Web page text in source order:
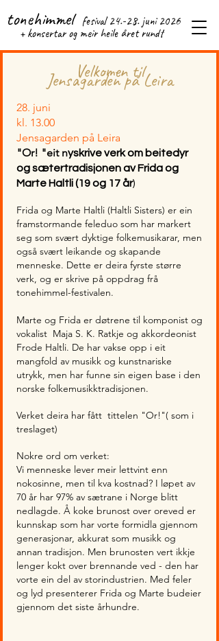
tonehimmel fesival 24.-28. juni 2026
+ konsertar og meir heile året rundt
Velkomen til
Jensagarden på Leira
28. juni
kl. 13.00
Jensagarden på Leira
"Or! "eit nyskrive verk om beitedyr
og sætertradisjonen av Frida og
Marte Haltli (19 og 17 år)
Frida og Marte Haltli (Haltli Sisters) er ein
framstormande feleduo som har markert
seg som svært dyktige folkemusikarar, men
også svært leikande og skapande
menneske. Dette er deira fyrste større
verk, og er skrive på oppdrag frå
tonehimmel-festivalen.
Marte og Frida er døtrene til komponist og
vokalist Maja S. K. Ratkje og akkordeonist
Frode Haltli. De har vakse opp i eit
mangfold av musikk og kunstnariske
utrykk, men har funne sin eigen base i den
norske folkemusikktradisjonen.
Verket deira har fått tittelen "Or!"( som i
treslaget)​
Nokre ord om verket:
Vi menneske lever meir lettvint enn
nokosinne, men til kva kostnad? I løpet av
70 år har 97% av sætrane i Norge blitt
nedlagde. Å koke brunost over oreved er
kunnskap som har vorte formidla gjennom
generasjonar, akkurat som musikk og
annan tradisjon. Men brunosten vert ikkje
lenger kokt over brennande ved - den har
vorte ein del av storindustrien. Med feler
og lyd presenterer Frida og Marte budeier
gjennom det siste århundre.